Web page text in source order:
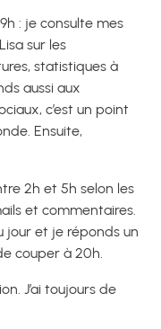
: je consulte mes
sur les
statistiques à
aussi aux
c’est un point
Ensuite,
2h et 5h selon les
et commentaires.
jour et je réponds un
couper à 20h.
J’ai toujours de